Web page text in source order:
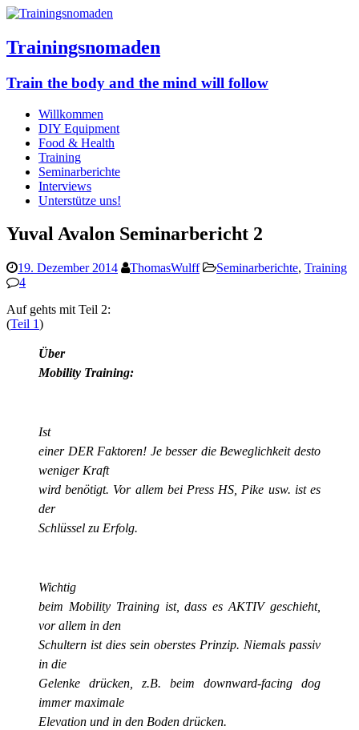
Trainingsnomaden
Train the body and the mind will follow
Willkommen
DIY Equipment
Food & Health
Training
Seminarberichte
Interviews
Unterstütze uns!
Yuval Avalon Seminarbericht 2
19. Dezember 2014 ThomasWulff Seminarberichte, Training
4
Auf gehts mit Teil 2:
(Teil 1)
Über
Mobility Training:
Ist
einer DER Faktoren! Je besser die Beweglichkeit desto
weniger Kraft
wird benötigt. Vor allem bei Press HS, Pike usw. ist es
der
Schlüssel zu Erfolg.
Wichtig
beim Mobility Training ist, dass es AKTIV geschieht,
vor allem in den
Schultern ist dies sein oberstes Prinzip. Niemals passiv
in die
Gelenke drücken, z.B. beim downward-facing dog
immer maximale
Elevation und in den Boden drücken.